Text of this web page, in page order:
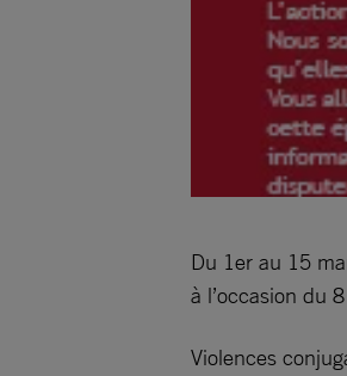
Du 1er au 15
à l’occasion du
Violences